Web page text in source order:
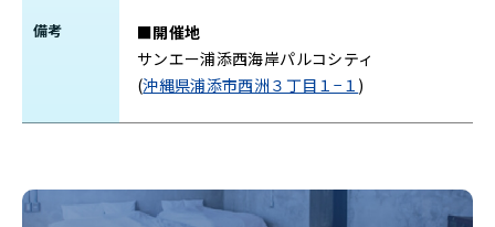
備考
■開催地
サンエー浦添西海岸パルコシティ
(沖縄県浦添市西洲３丁目１−１ )